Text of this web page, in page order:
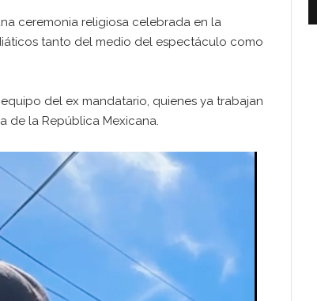
ceremonia religiosa celebrada en la
tanto del medio del espectáculo como
del ex mandatario, quienes ya trabajan
de la República Mexicana.